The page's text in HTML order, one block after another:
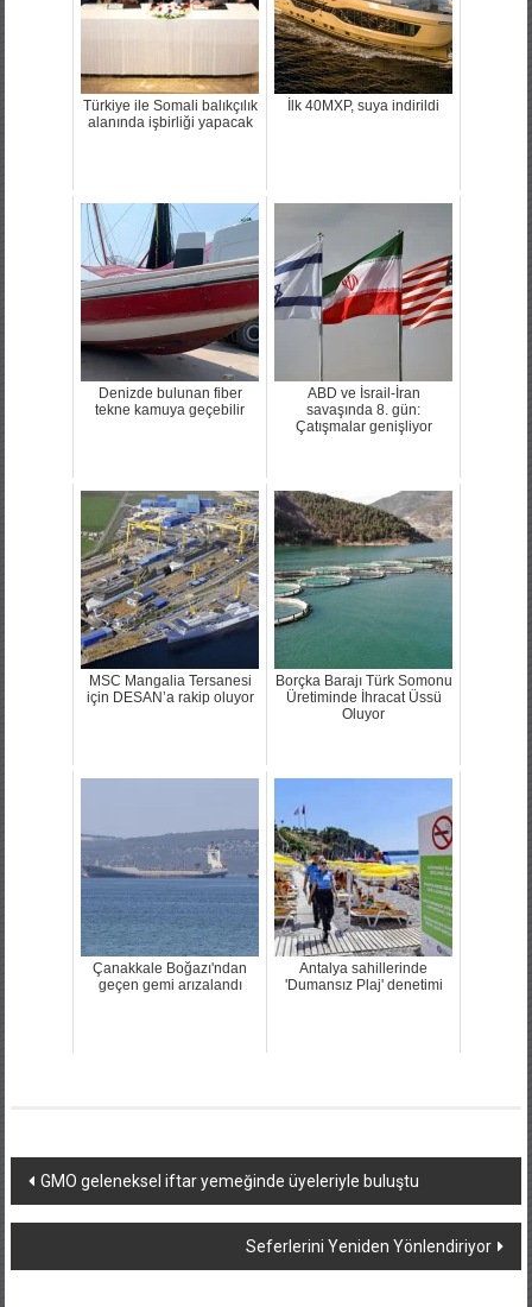
Türkiye ile Somali balıkçılık
alanında işbirliği yapacak
İlk 40MXP, suya indirildi
Denizde bulunan fiber
tekne kamuya geçebilir
ABD ve İsrail-İran
savaşında 8. gün:
Çatışmalar genişliyor
MSC Mangalia Tersanesi
için DESAN’a rakip oluyor
Üretiminde İhracat Üssü
Oluyor
Çanakkale Boğazı'ndan
geçen gemi arızalandı
Antalya sahillerinde
'Dumansız Plaj' denetimi
Yazı
dolaşımı
GMO geleneksel iftar yemeğinde üyeleriyle buluştu
Seferlerini Yeniden Yönlendiriyor